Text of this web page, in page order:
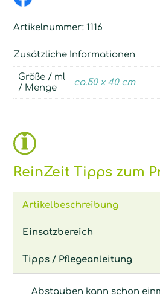
Artikelnummer:1116
Zusätzliche Informationen
Größe / ml
/ Menge
ca.50 x 40 cm
ReinZeit Tipps zum
Artikelbeschreibung
Einsatzbereich
Tipps / Pflegeanleitung
Abstauben kann schon